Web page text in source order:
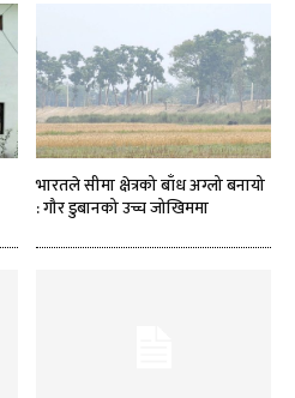
भारतले सीमा क्षेत्रको बाँध अग्लो बनायो
: गौर डुबानको उच्च जोखिममा